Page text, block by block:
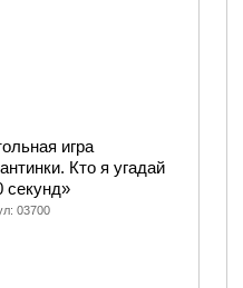
игра
Кто я угадай
секунд»
03700